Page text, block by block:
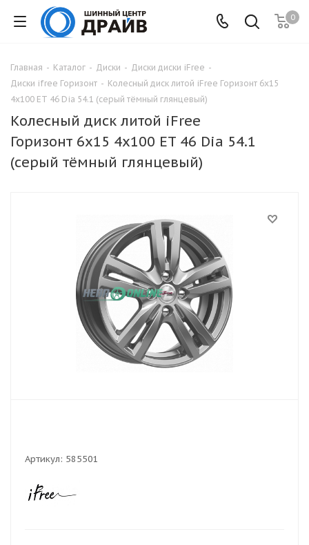
0
Главная - Каталог - Диски - Диски диски iFree -
Диски ifree Горизонт - Колесный диск литой iFree Горизонт 6x15
4x100 ET 46 Dia 54.1 (серый тёмный глянцевый)
Колесный диск литой iFree
Горизонт 6x15 4x100 ET 46 Dia 54.1
(серый тёмный глянцевый)
Артикул: 585501